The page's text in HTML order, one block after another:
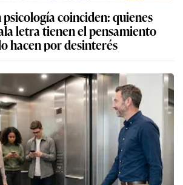
coinciden: quienes
letra tienen el pensamiento
hacen por desinterés